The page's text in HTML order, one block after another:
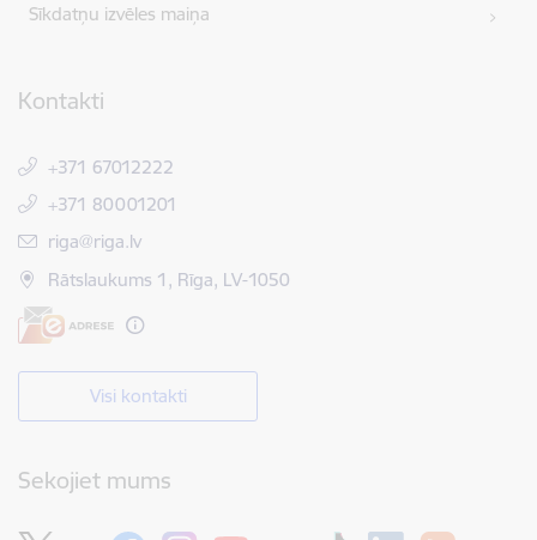
Sīkdatņu izvēles maiņa
Kontakti
+371 67012222
+371 80001201
E-pasts:
riga@riga.lv
Rātslaukums 1, Rīga, LV-1050
Visi kontakti
Sekojiet mums